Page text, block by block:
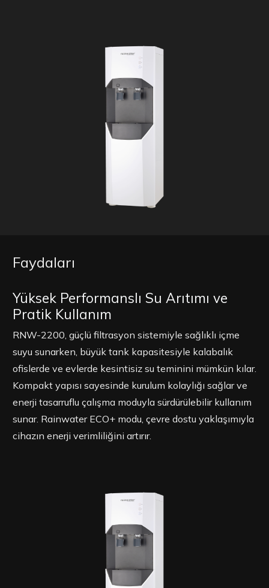
Faydaları
Yüksek Performanslı Su Arıtımı ve
Pratik Kullanım
RNW-2200, güçlü filtrasyon sistemiyle sağlıklı içme
suyu sunarken, büyük tank kapasitesiyle kalabalık
ofislerde ve evlerde kesintisiz su teminini mümkün kılar.
Kompakt yapısı sayesinde kurulum kolaylığı sağlar ve
enerji tasarruflu çalışma moduyla sürdürülebilir kullanım
sunar. Rainwater ECO+ modu, çevre dostu yaklaşımıyla
cihazın enerji verimliliğini artırır.